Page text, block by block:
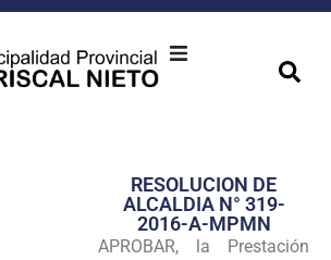
Transparencia
Seguridad
RESOLUCION DE
ALCALDIA N° 319-
2016-A-MPMN
APROBAR, la Prestación